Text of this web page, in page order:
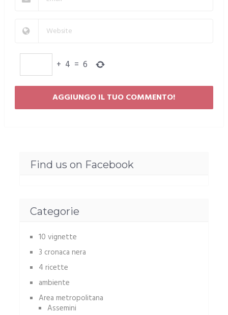
+ 4 = 6
Find us on Facebook
Categorie
10 vignette
3 cronaca nera
4 ricette
ambiente
Area metropolitana
Assemini